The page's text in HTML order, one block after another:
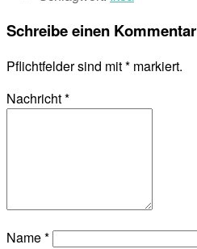
Schreibe einen Kommentar
Pflichtfelder sind mit* markiert.
Nachricht*
Name*